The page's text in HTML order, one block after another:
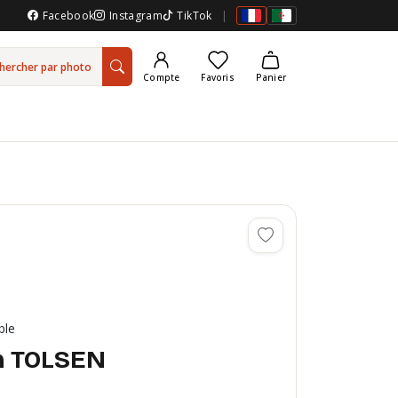
Facebook Instagram TikTok |
par photo
Compte Favoris Panier